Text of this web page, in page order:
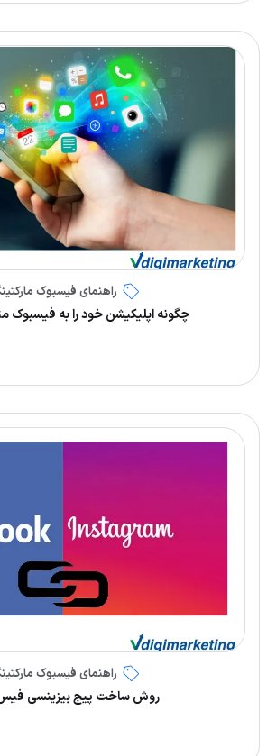
راهنمای فیسبوک
چگونه اپلیکیشن خود را به فیسبوک
راهنمای فیسبوک
روش ساخت پیج بیزینسی